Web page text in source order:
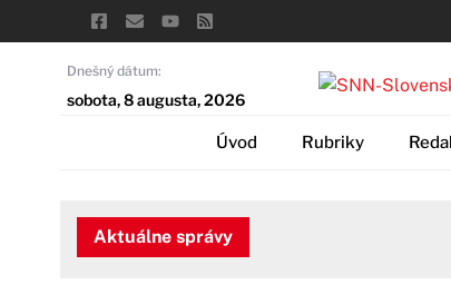
to
Dnešný dátum:
sobota, 8 augusta, 2026
Úvod Rubriky
Aktuálne správy